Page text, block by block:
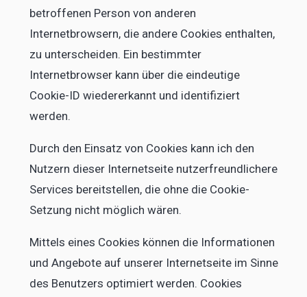
betroffenen Person von anderen
Internetbrowsern, die andere Cookies enthalten,
zu unterscheiden. Ein bestimmter
Internetbrowser kann über die eindeutige
Cookie-ID wiedererkannt und identifiziert
werden.
Durch den Einsatz von Cookies kann ich den
Nutzern dieser Internetseite nutzerfreundlichere
Services bereitstellen, die ohne die Cookie-
Setzung nicht möglich wären.
Mittels eines Cookies können die Informationen
und Angebote auf unserer Internetseite im Sinne
des Benutzers optimiert werden. Cookies